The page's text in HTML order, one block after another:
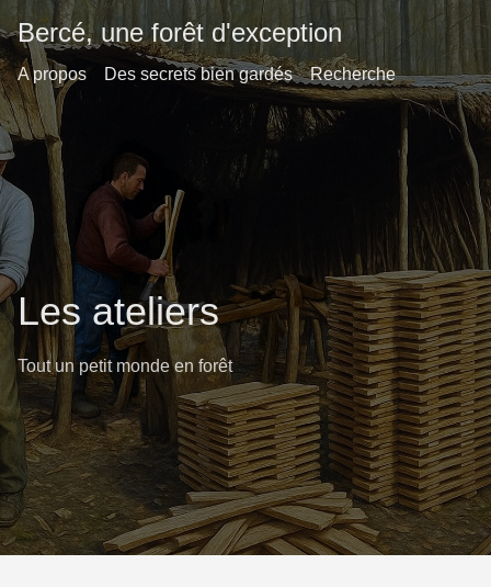
Bercé, une forêt d'exception
A propos Des secrets bien gardés Recherche
Les ateliers
Tout un petit monde en forêt